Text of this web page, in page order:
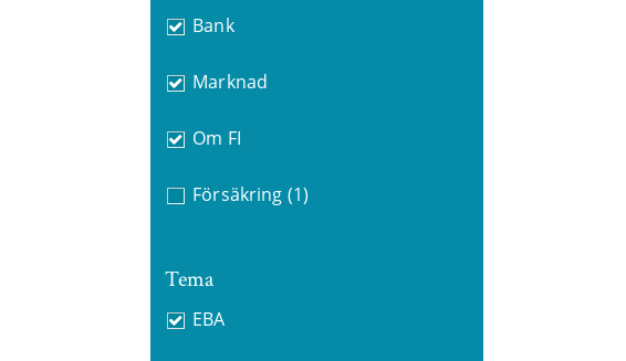
Bank
Marknad
Om FI
Försäkring (1)
Tema
EBA